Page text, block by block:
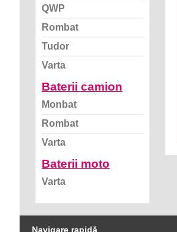
QWP
Rombat
Tudor
Varta
Baterii camion
Monbat
Rombat
Varta
Baterii moto
Varta
Navigare rapidă